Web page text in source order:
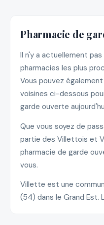
Pharmacie de
Il n'y a actuellement
pharmacies les plus
Vous pouvez
voisines ci-dessous
garde ouverte
Que vous soyez de
partie des Villettois et
pharmacie de garde
vous.
Villette est une
(54) dans le Grand